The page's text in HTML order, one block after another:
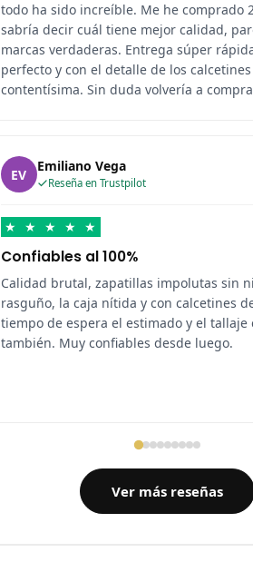
todo ha sido increíble. Me he comprado
sabría decir cuál tiene mejor calidad,
marcas verdaderas. Entrega súper
perfecto y con el detalle de los calcetines
contentísima. Sin duda volvería a
EV Emiliano Vega
Reseña en Trustpilot
★ ★ ★ ★ ★
Confiables al 100%
Calidad brutal, zapatillas impolutas sin
rasguño, la caja nítida y con calcetines
tiempo de espera el estimado y el tallaje
también. Muy confiables desde luego.
Ver más reseñas